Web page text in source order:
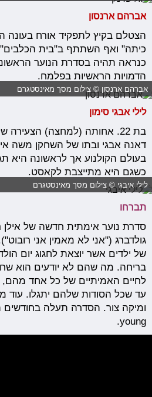
אברהם ארנסון
הצטלם בקיץ לתפקיד אורח
כיתה" ואף השתתף ב"בית
כנראה תהיה בסדרת הנוער
הדמויות הראשיות בפלמח.
אברהם ארנסון © צילום מסך מאינסטגרם
לילי אבגי סימון
בת 22. אחותה (למחצה)
דאנה אבגי ובתו של השחקן משה
בעולם הקולנוע אך לראשונה היא
כשגם היא מתייצבת לקאסט.
לילי איבגי © צילום מסך מאינסטגרם
תברחו
סדרת נוער אימתית חדשה של אילן
גולדברג ("אני לא מאמין אני
של ילדים אשר יוצאת לחגוג יום
בריחה. מה שהם לא יודעים הוא
לחיים האמיתיים של כל אחד מהם,
עד שכל הסודות שלהם יתגלו. עוד
young.